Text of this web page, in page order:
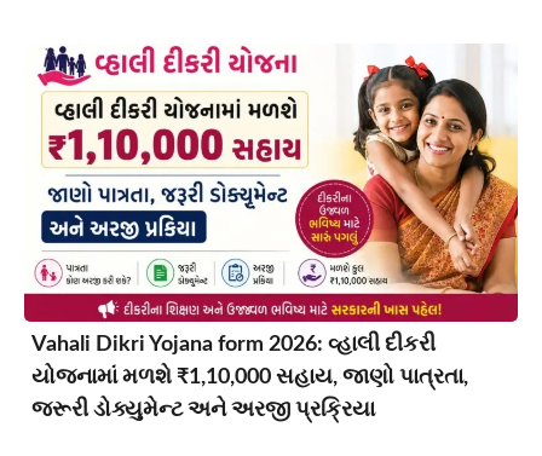
Vahali Dikri Yojana form 2026: વ્હાલી દીકરી
યોજનામાં મળશે ₹1,10,000 સહાય, જાણો પાત્રતા,
જરૂરી ડોક્યુમેન્ટ અને અરજી પ્રક્રિયા